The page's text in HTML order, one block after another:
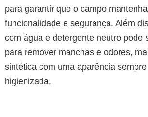
para garantir que o campo
funcionalidade e segurança. Além
com água e detergente neutro pode
para remover manchas e odores,
sintética com uma aparência
higienizada.